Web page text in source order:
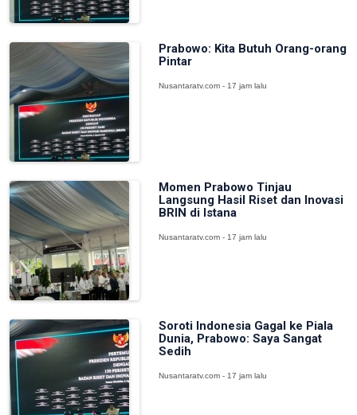
Prabowo: Kita Butuh Orang-orang
Pintar
Nusantaratv.com - 17 jam lalu
Momen Prabowo Tinjau
Langsung Hasil Riset dan Inovasi
BRIN di Istana
Nusantaratv.com - 17 jam lalu
Soroti Indonesia Gagal ke Piala
Dunia, Prabowo: Saya Sangat
Sedih
Nusantaratv.com - 17 jam lalu